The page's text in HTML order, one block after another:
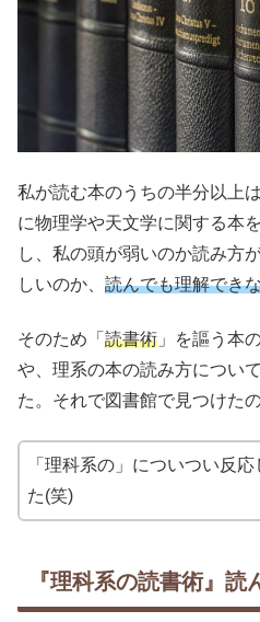
私が読む本のうちの半分以上
に物理学や天文学に関する本
し、私の頭が弱いのか読み方
しいのか、 読んでも理解でき
そのため「 読書術 」を謳う本
や、理系の本の読み方につい
た。それで図書館で見つけた
「理科系の」についつい反
た(笑)
『理科系の読書術』読